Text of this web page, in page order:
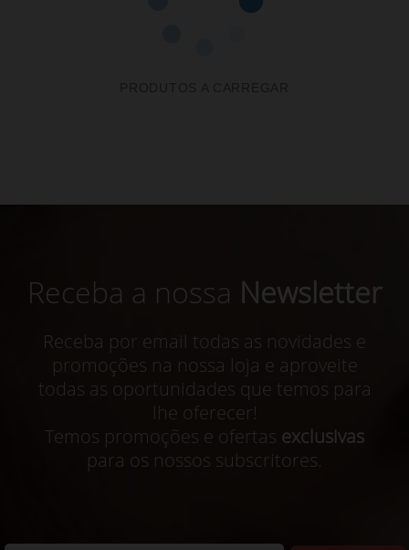
Receba a nossa Newsletter
Receba por email todas as novidades e
promoções na nossa loja e aproveite
todas as oportunidades que temos para
lhe oferecer!
Temos promoções e ofertas exclusivas
para os nossos subscritores.